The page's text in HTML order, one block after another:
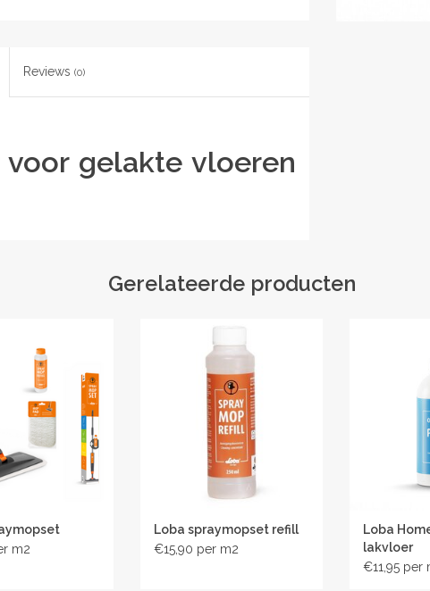
Reviews (0)
gelakte vloeren
manier: onze speciaal ontwikkelde reinigers
ontworpen voor de snelle, grondige reiniging
schoon en beschermd blijft. Optimale
voor onderhouds- en intensieve reiniging
Gerelateerde producten
Loba spraymopset refill
€15,90
Loba
lakvloer
€11,95